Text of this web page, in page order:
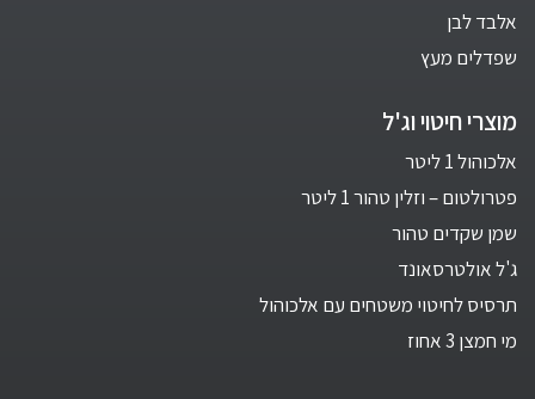
אלבד לבן
שפדלים מעץ
מוצרי חיטוי וג'ל
אלכוהול 1 ליטר
פטרולטום – וזלין טהור 1 ליטר
שמן שקדים טהור
ג'ל אולטרסאונד
תרסיס לחיטוי משטחים עם אלכוהול
מי חמצן 3 אחוז